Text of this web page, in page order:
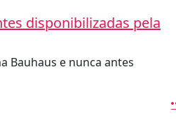
disponibilizadas pela
Bauhaus e nunca antes